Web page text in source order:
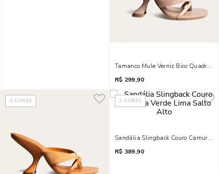
Tamanco Mule Verniz Bico
R$ 299,90
2 CORES 2 CORES
Sandália Slingback Couro Camurça
R$ 389,90